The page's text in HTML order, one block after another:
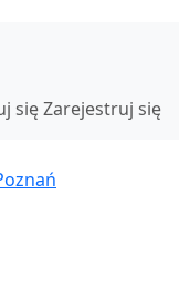
sięZarejestruj się